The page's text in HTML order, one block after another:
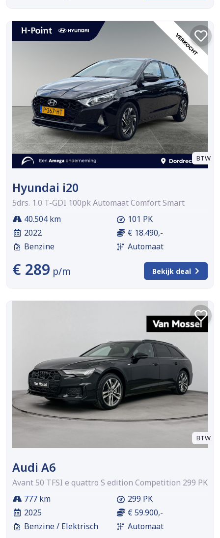
BTW
Hyundai i20
5drs. 1.0 T-GDI 100pk Automaat Comfort Smart
40.504 km
2022
Benzine
101 PK
€ 18.490,-
Automaat
€ 289 p/m Bekijk deal
BTW
Audi A6
Avant 50 TFSI e quattro S edition Competition 299 PK
777 km
2025
Benzine / Elektrisch
299 PK
€ 59.900,-
Automaat